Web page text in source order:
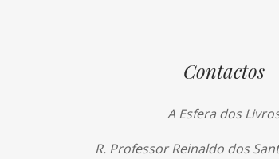
Contactos
A Esfera dos
R. Professor Reinaldo dos